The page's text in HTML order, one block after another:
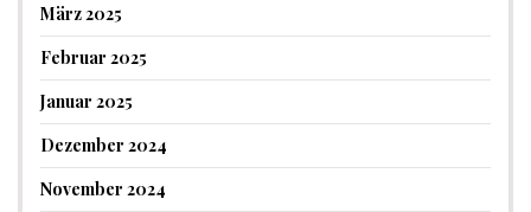
März 2025
Februar 2025
Januar 2025
Dezember 2024
November 2024